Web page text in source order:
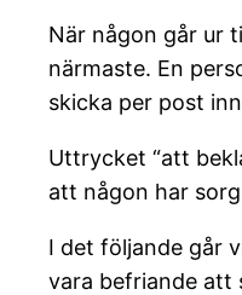
När någon går ur
närmaste. En
skicka per post
Uttrycket “att
att någon har
I det följande går
vara befriande att